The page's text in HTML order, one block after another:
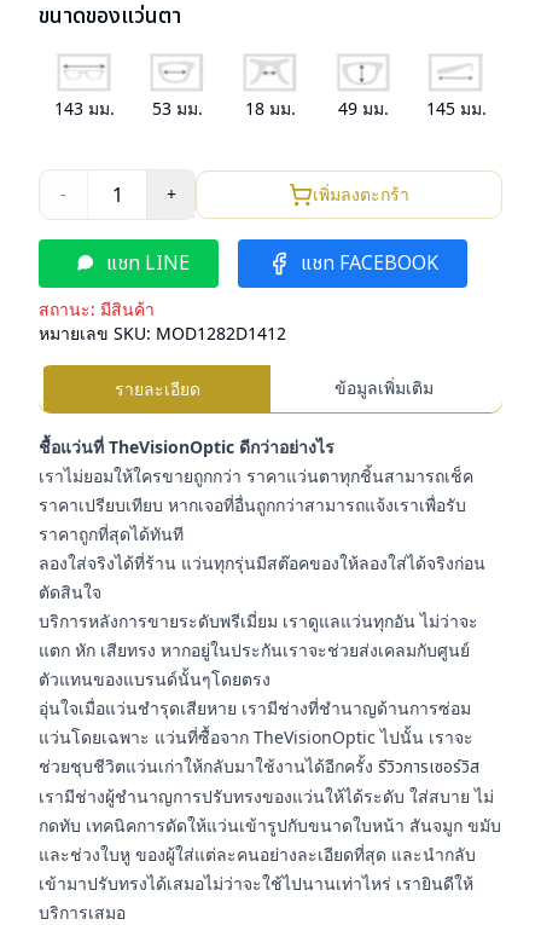
ขนาดของแว่นตา
143 มม. 53 มม. 18มม. 49มม. 145มม.
- 1 + เพิ่มลงตะกร้า
แชท LINE แชท FACEBOOK
สถานะ: มีสินค้า
หมายเลข SKU: MOD1282D1412
รายละเอียด ข้อมูลเพิ่มเติม
ชื้อแว่นที่ TheVisionOptic ดีกว่าอย่างไร
เราไม่ยอมให้ใครขายถูกกว่า ราคาแว่นตาทุกชิ้นสามารถเช็ค
ราคาเปรียบเทียบ หากเจอที่อื่นถูกกว่าสามารถแจ้งเราเพื่อรับ
ราคาถูกที่สุดได้ทันที
ลองใส่จริงได้ที่ร้าน แว่นทุกรุ่นมีสต๊อคของให้ลองใส่ได้จริงก่อน
ตัดสินใจ
บริการหลังการขายระดับพรีเมี่ยม เราดูแลแว่นทุกอัน ไม่ว่าจะ
แตก หัก เสียทรง หากอยู่ในประกันเราจะช่วยส่งเคลมกับศูนย์
ตัวแทนของแบรนด์นั้นๆโดยตรง
อุ่นใจเมื่อแว่นชำรุดเสียหาย เรามีช่างที่ชำนาญด้านการซ่อม
แว่นโดยเฉพาะ แว่นที่ซื้อจาก TheVisionOptic ไปนั้น เราจะ
ช่วยชุบชีวิตแว่นเก่าให้กลับมาใช้งานได้อีกครั้ง รีวิวการเซอร์วิส
เรามีช่างผู้ชำนาญการปรับทรงของแว่นให้ได้ระดับ ใส่สบาย ไม่
กดทับ เทคนิคการดัดให้แว่นเข้ารูปกับขนาดใบหน้า สันจมูก ขมับ
และช่วงใบหู ของผู้ใส่แต่ละคนอย่างละเอียดที่สุด และนำกลับ
เข้ามาปรับทรงได้เสมอไม่ว่าจะใช้ไปนานเท่าไหร่ เรายินดีให้
บริการเสมอ